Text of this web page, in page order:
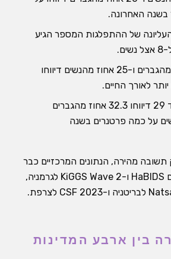
של ההתפלגות המספר הגיע
בריטניה: 34 אחוז מהגברים ו-25 אחוז מהנשים דיווחו
צרפת: בגילי 18 עד 29 דיווחו 32.3 אחוז מהגברים
מהנשים על כמה פרטנרים בשנה
מהירה, הנתונים המרכזיים כבר
כאן. המקורות כאן הם HaBIDS ו-KiGGS Wave 2 לגרמניה,
בין ארבע המדינות